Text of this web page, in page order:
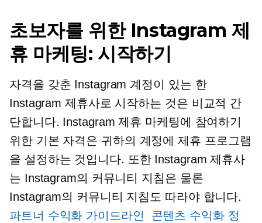
초보자를 위한 Instagram 제
휴 마케팅: 시작하기
자격을 갖춘 Instagram 계정이 있는 한
Instagram 제휴사로 시작하는 것은 비교적 간
단합니다. Instagram 제휴 마케팅에 참여하기
위한 기본 자격은 귀하의 계정에 제휴 프로그램
을 설정하는 것입니다. 또한 Instagram 제휴사
는 Instagram의 커뮤니티 지침은 물론
Instagram의 커뮤니티 지침도 따라야 합니다.
파트너 수익화 가이드라인
콘텐츠 수익화 정